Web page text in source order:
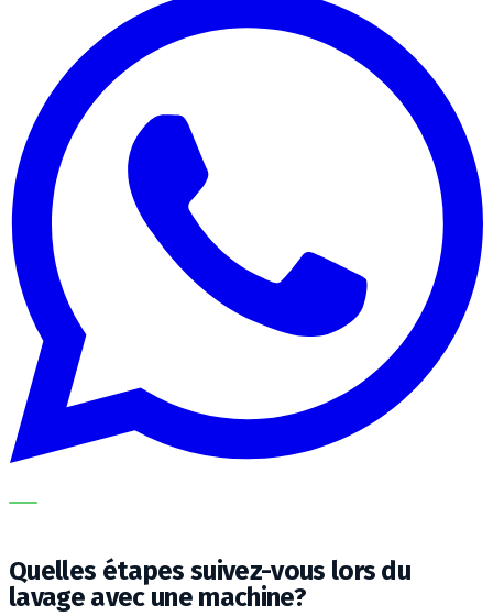
ÉTAPE ET LE TRADUISENT EN CHOIX PRATIQUES POUR
Quelles étapes suivez-vous lors du
lavage avec une machine?